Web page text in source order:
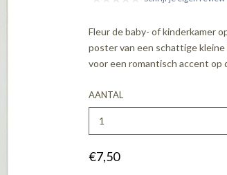
Fleur de baby- of kinderkamer
poster van een schattige
voor een romantisch accent op
AANTAL
€7,50